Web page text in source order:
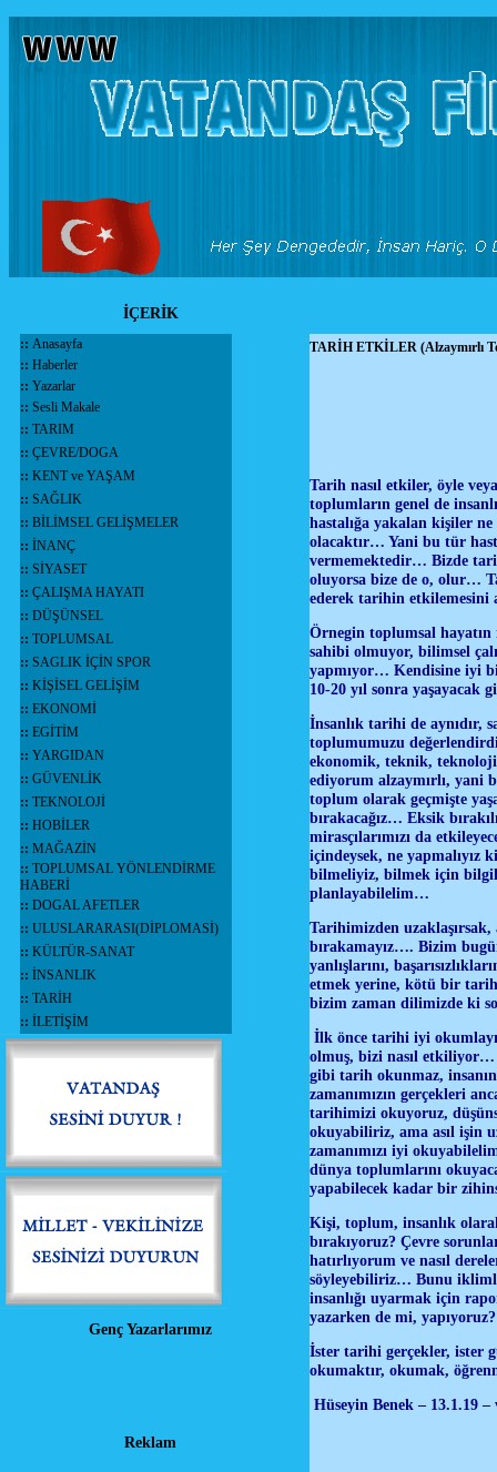
İÇERİK
:: Anasayfa
:: Haberler
:: Yazarlar
:: Sesli Makale
:: TARIM
:: ÇEVRE/DOGA
:: KENT ve YAŞAM
:: SAĞLIK
:: BİLİMSEL GELİŞMELER
:: İNANÇ
:: SİYASET
:: ÇALIŞMA HAYATI
:: DÜŞÜNSEL
:: TOPLUMSAL
:: SAGLIK İÇİN SPOR
:: KİŞİSEL GELİŞİM
:: EKONOMİ
:: EGİTİM
:: YARGIDAN
:: GÜVENLİK
:: TEKNOLOJİ
:: HOBİLER
:: MAĞAZİN
:: TOPLUMSAL YÖNLENDİRME
HABERİ
:: DOGAL AFETLER
:: ULUSLARARASI(DİPLOMASİ)
:: KÜLTÜR-SANAT
:: İNSANLIK
:: TARİH
:: İLETİŞİM
Genç Yazarlarımız
Reklam
TARİH ETKİLER (Alzaymırlı
Tarih nasıl etkiler, öyle
toplumların genel de
hastalığa yakalan kişiler
olacaktır… Yani bu tür
vermemektedir… Bizde
oluyorsa bize de o, olur…
ederek tarihin etkilemesini
Örnegin toplumsal
sahibi olmuyor, bilimsel
yapmıyor… Kendisine iyi
10-20 yıl sonra yaşayacak
İnsanlık tarihi de aynıdır,
toplumumuzu
ekonomik, teknik,
ediyorum alzaymırlı, yani
toplum olarak geçmişte
bırakacağız… Eksik
mirasçılarımızı da
içindeysek, ne
bilmeliyiz, bilmek için
planlayabilelim…
Tarihimizden uzaklaşırsak,
bırakamayız…. Bizim
yanlışlarını,
etmek yerine, kötü bir
bizim zaman dilimizde ki
İlk önce tarihi iyi
olmuş, bizi nasıl
gibi tarih okunmaz, insanın
zamanımızın gerçekleri
tarihimizi okuyoruz,
okuyabiliriz, ama asıl işin
zamanımızı iyi
dünya toplumlarını
yapabilecek kadar bir
Kişi, toplum, insanlık
bırakıyoruz? Çevre
hatırlıyorum ve nasıl
söyleyebiliriz… Bunu
insanlığı uyarmak için
yazarken de mi,
İster tarihi gerçekler, ister
okumaktır, okumak,
Hüseyin Benek – 13.1.19